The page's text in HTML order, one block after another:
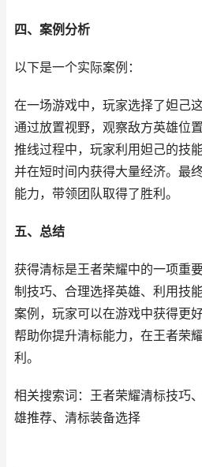
四、案例分析
以下是一个实际案例：
在一场游戏中，玩家选择了妲己
通过放置视野，观察敌方英雄位
推线过程中，玩家利用妲己的技
并在短时间内获得大量经济。最
能力，带领团队取得了胜利。
五、总结
获得清标是王者荣耀中的一项重
制技巧、合理选择英雄、利用技
案例，玩家可以在游戏中获得更
帮助你提升清标能力，在王者荣
利。
相关搜索词：王者荣耀清标技巧
雄推荐、清标装备选择